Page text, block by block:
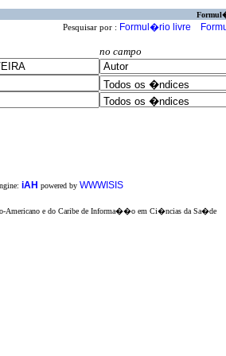
Pesquisar por : Formul�rio livre
no campo
iAH powered by WWWISIS
Americano e do Caribe de Informa��o em Ci�ncias da Sa�de